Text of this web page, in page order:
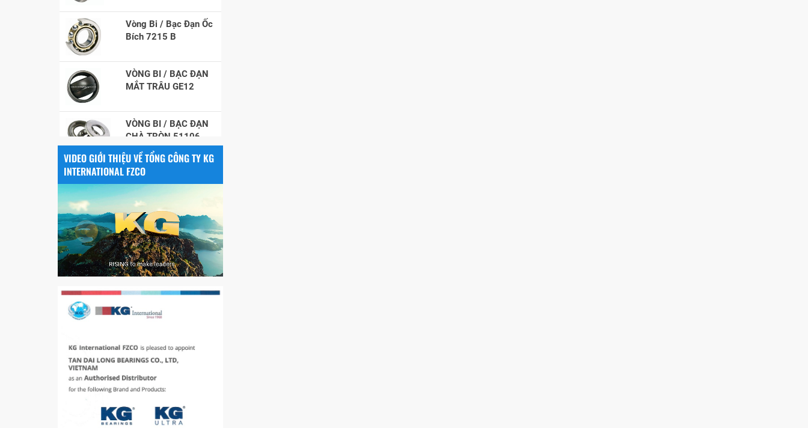
Vòng Bi / Bạc Đạn Ốc
Bích 7215 B
VÒNG BI / BẠC ĐẠN
MẮT TRÂU GE12
VÒNG BI / BẠC ĐẠN
CHÀ TRÒN 51106
VÒNG BI / BẠC ĐẠN
NHÀO CÀ NA 24134
Vòng bi / Bạc đạn
tròn : 698
VÒNG BI PHS20
5200
VÒNG BI / BẠC ĐẠN
VÒNG BI / BẠC ĐẠN
CỐT BƠM NƯỚC
VIDEO GIỚI THIỆU VỀ TỔNG CÔNG TY KG
INTERNATIONAL FZCO